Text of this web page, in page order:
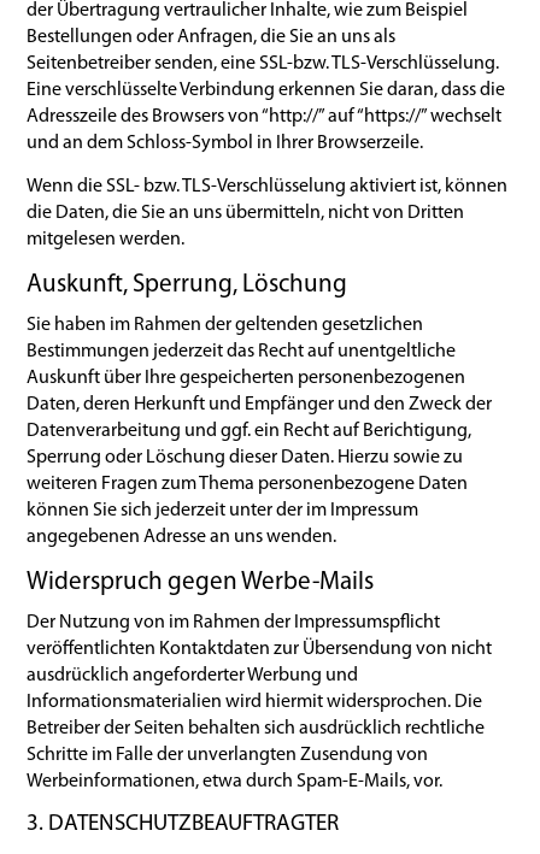
der Übertragung vertraulicher Inhalte, wie zum Beispiel
Bestellungen oder Anfragen, die Sie an uns als
Seitenbetreiber senden, eine SSL-bzw. TLS-Verschlüsselung.
Eine verschlüsselte Verbindung erkennen Sie daran, dass die
Adresszeile des Browsers von “http://” auf “https://” wechselt
und an dem Schloss-Symbol in Ihrer Browserzeile.
Wenn die SSL- bzw. TLS-Verschlüsselung aktiviert ist, können
die Daten, die Sie an uns übermitteln, nicht von Dritten
mitgelesen werden.
Auskunft, Sperrung, Löschung
Sie haben im Rahmen der geltenden gesetzlichen
Bestimmungen jederzeit das Recht auf unentgeltliche
Auskunft über Ihre gespeicherten personenbezogenen
Daten, deren Herkunft und Empfänger und den Zweck der
Datenverarbeitung und ggf. ein Recht auf Berichtigung,
Sperrung oder Löschung dieser Daten. Hierzu sowie zu
weiteren Fragen zum Thema personenbezogene Daten
können Sie sich jederzeit unter der im Impressum
angegebenen Adresse an uns wenden.
Widerspruch gegen Werbe-Mails
Der Nutzung von im Rahmen der Impressumspflicht
veröffentlichten Kontaktdaten zur Übersendung von nicht
ausdrücklich angeforderter Werbung und
Informationsmaterialien wird hiermit widersprochen. Die
Betreiber der Seiten behalten sich ausdrücklich rechtliche
Schritte im Falle der unverlangten Zusendung von
Werbeinformationen, etwa durch Spam-E-Mails, vor.
3. DATENSCHUTZBEAUFTRAGTER